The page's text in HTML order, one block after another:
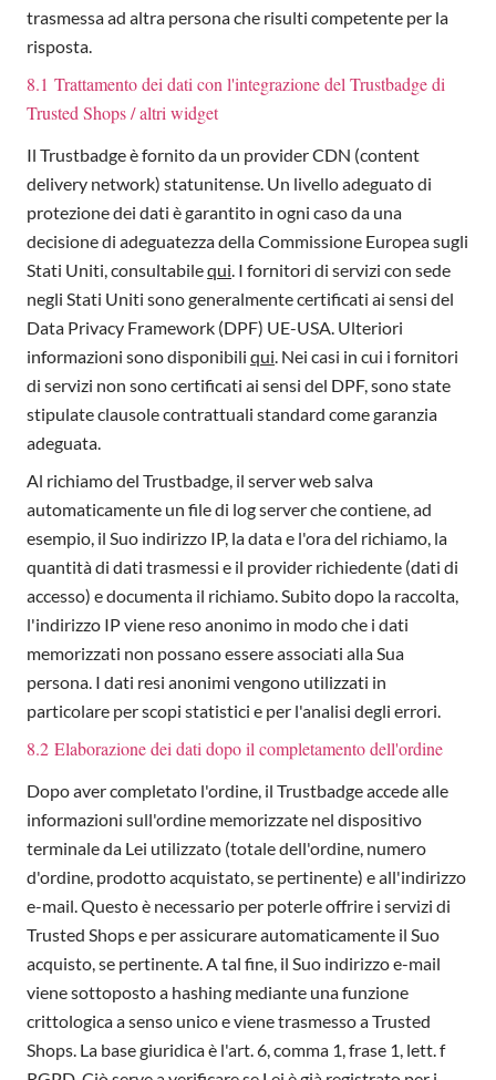
trasmessa ad altra persona che risulti competente per la
risposta.
8.1 Trattamento dei dati con l'integrazione del Trustbadge di
Trusted Shops / altri widget
Il Trustbadge è fornito da un provider CDN (content
delivery network) statunitense. Un livello adeguato di
protezione dei dati è garantito in ogni caso da una
decisione di adeguatezza della Commissione Europea sugli
Stati Uniti, consultabilequi. I fornitori di servizi con sede
negli Stati Uniti sono generalmente certificati ai sensi del
Data Privacy Framework (DPF) UE-USA. Ulteriori
informazioni sono disponibili qui. Nei casi in cui i fornitori
di servizi non sono certificati ai sensi del DPF, sono state
stipulate clausole contrattuali standard come garanzia
adeguata.
Al richiamo del Trustbadge, il server web salva
automaticamente un file di log server che contiene, ad
esempio, il Suo indirizzo IP, la data e l'ora del richiamo, la
quantità di dati trasmessi e il provider richiedente (dati di
accesso) e documenta il richiamo. Subito dopo la raccolta,
l'indirizzo IP viene reso anonimo in modo che i dati
memorizzati non possano essere associati alla Sua
persona. I dati resi anonimi vengono utilizzati in
particolare per scopi statistici e per l'analisi degli errori.
8.2 Elaborazione dei dati dopo il completamento dell'ordine
Dopo aver completato l'ordine, il Trustbadge accede alle
informazioni sull'ordine memorizzate nel dispositivo
terminale da Lei utilizzato (totale dell'ordine, numero
d'ordine, prodotto acquistato, se pertinente) e all'indirizzo
e-mail. Questo è necessario per poterle offrire i servizi di
Trusted Shops e per assicurare automaticamente il Suo
acquisto, se pertinente. A tal fine, il Suo indirizzo e-mail
viene sottoposto a hashing mediante una funzione
crittologica a senso unico e viene trasmesso a Trusted
Shops. La base giuridica è l'art. 6, comma 1, frase 1, lett. f